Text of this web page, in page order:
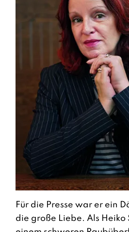
Für die Presse war er ein
die große Liebe. Als Heiko